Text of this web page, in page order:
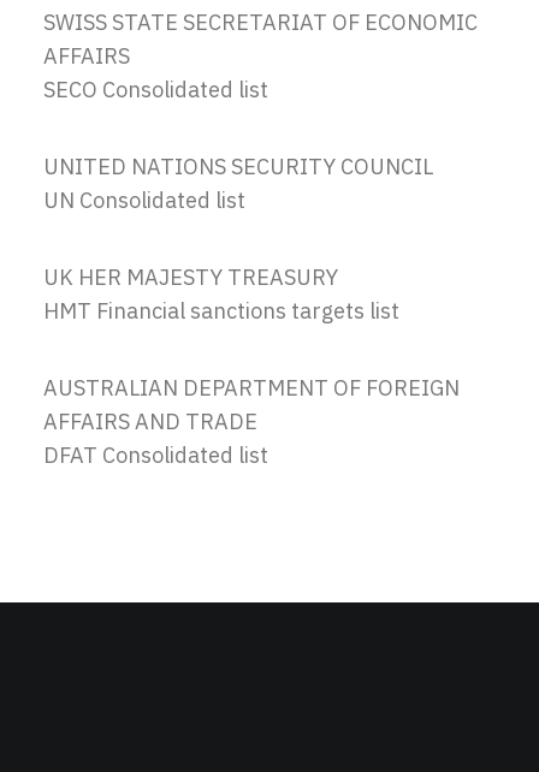
SWISS STATE SECRETARIAT OF ECONOMIC
AFFAIRS
SECO Consolidated list
UNITED NATIONS SECURITY COUNCIL
UN Consolidated list
UK HER MAJESTY TREASURY
HMT Financial sanctions targets list
AUSTRALIAN DEPARTMENT OF FOREIGN
AFFAIRS AND TRADE
DFAT Consolidated list